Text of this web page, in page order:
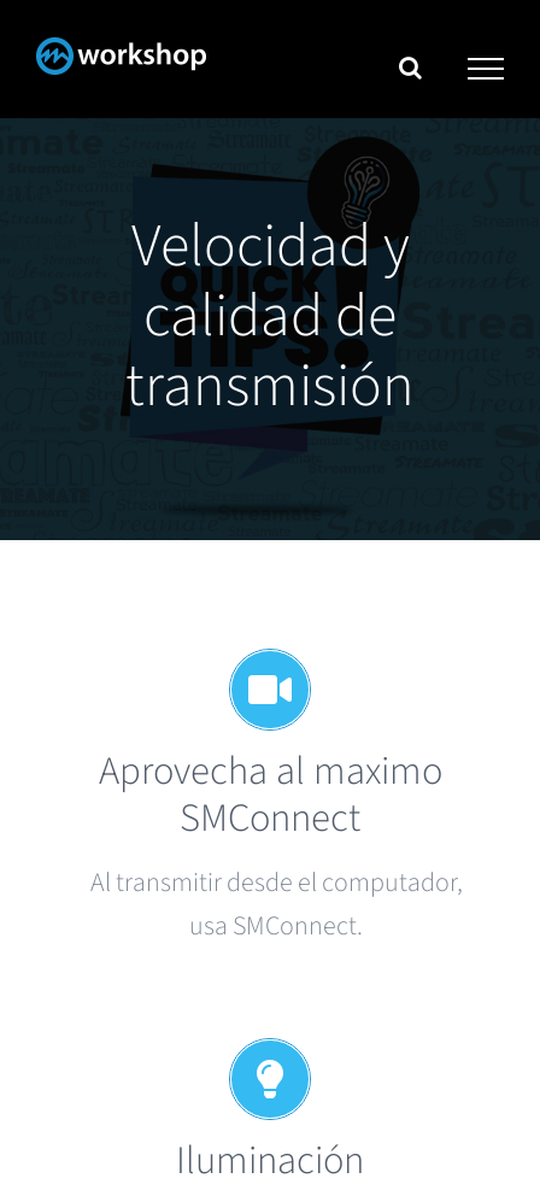
Velocidad y
calidad de
transmisión
Aprovecha al maximo
SMConnect
Altransmitirdesdeelcomputador,
usa SMConnect.
Iluminación